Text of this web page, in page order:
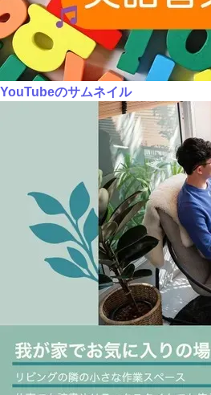
YouTubeのサムネイル